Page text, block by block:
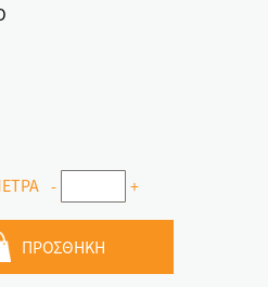
- +
ΠΡΟΣΘΗΚΗ